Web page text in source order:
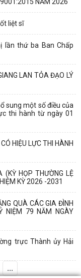
liệt sĩ
lần thứ ba Ban Chấp
LAN TỎA ĐẠO LÝ
sung một số điều của
thi hành từ ngày 01
HIỆU LỰC THI HÀNH
(KỲ HỌP THƯỜNG LỆ
KỲ 2026 -2031
QUÀ CÁC GIA ĐÌNH
NIỆM 79 NĂM NGÀY
trực Thành ủy Hải
...